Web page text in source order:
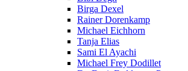
Birga Dexel
Rainer Dorenkamp
Michael Eichhorn
Tanja Elias
Sami El Ayachi
Michael Frey Dodillet